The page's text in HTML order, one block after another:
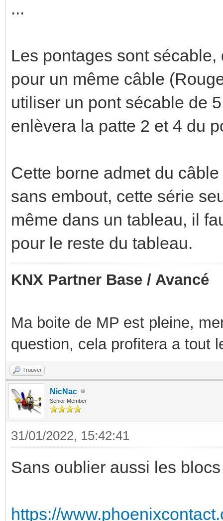
...
Les pontages sont
pour un même câble
utiliser un pont sécable de
enlèvera la patte 2 et 4 du
Cette borne admet du
sans embout, cette série
même dans un tableau, il
pour le reste du tableau.
KNX Partner Base / Avancé
Ma boite de MP est pleine,
question, cela profitera a tout
Trouver
NicNac
Senior Member
31/01/2022, 15:42:41
Sans oublier aussi les
https://